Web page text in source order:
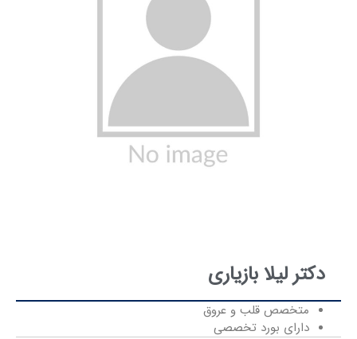
دکتر لیلا بازیاری
متخصص قلب و عروق
دارای بورد تخصصی